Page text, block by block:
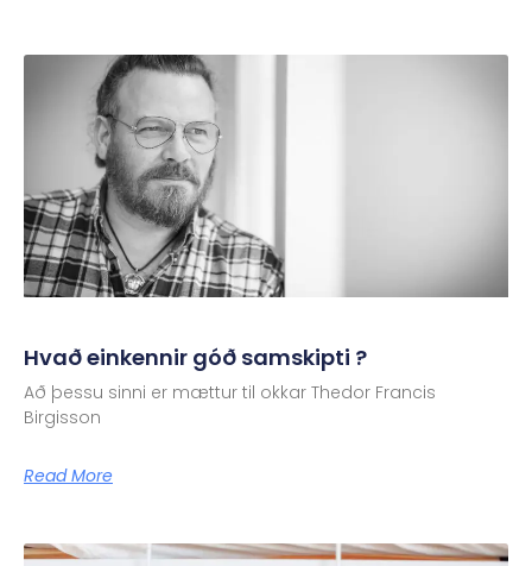
Hvað einkennir góð samskipti ?
Að þessu sinni er mættur til okkar Thedor Francis
Birgisson
Read More